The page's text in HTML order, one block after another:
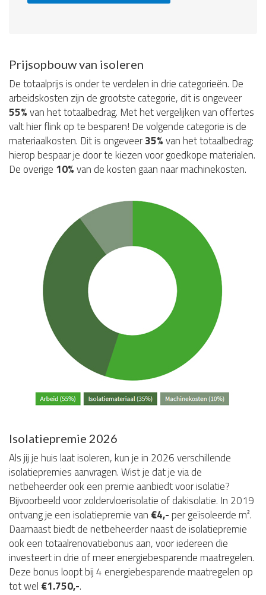
Prijsopbouw van isoleren
De totaalprijs is onder te verdelen in drie categorieën. De
arbeidskosten zijn de grootste categorie, dit is ongeveer
55%van het totaalbedrag. Met het vergelijken van offertes
valt hier flink op te besparen! De volgende categorie is de
materiaalkosten. Dit is ongeveer35%van het totaalbedrag:
hierop bespaar je door te kiezen voor goedkope materialen.
De overige 10%van de kosten gaan naar machinekosten.
Isolatiepremie 2026
Als jij je huis laat isoleren, kun je in 2026 verschillende
isolatiepremies aanvragen. Wist je dat je via de
netbeheerder ook een premie aanbiedt voor isolatie?
Bijvoorbeeld voor zoldervloerisolatie of dakisolatie. In 2019
ontvang je een isolatiepremie van €4,- per geïsoleerde m².
Daarnaast biedt de netbeheerder naast de isolatiepremie
ook een totaalrenovatiebonus aan, voor iedereen die
investeert in drie of meer energiebesparende maatregelen.
Deze bonus loopt bij 4 energiebesparende maatregelen op
tot wel €1.750,-.